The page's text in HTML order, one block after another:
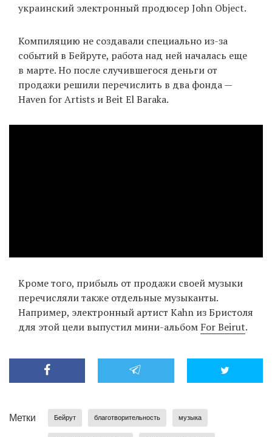
украинский электронный продюсер John Object.
Компиляцию не создавали специально из-за
событий в Бейруте, работа над ней началась еще
в марте. Но после случившегося деньги от
продажи решили перечислить в два фонда —
Haven for Artists и Beit El Baraka.
Кроме того, прибыль от продажи своей музыки
перечисляли также отдельные музыканты.
Например, электронный артист Kahn из Бристоля
для этой цели выпустил мини-альбом For Beirut.
Метки Бейрут благотворительность музыка